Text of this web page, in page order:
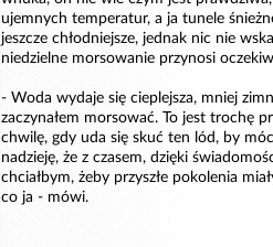
ujemnych temperatur, a ja tunele
jeszcze chłodniejsze, jednak nic nie
niedzielne morsowanie przynosi
- Woda wydaje się cieplejsza, mniej
zaczynałem morsować. To jest trochę
chwilę, gdy uda się skuć ten lód, by
nadzieję, że z czasem, dzięki
chciałbym, żeby przyszłe pokolenia
co ja - mówi.